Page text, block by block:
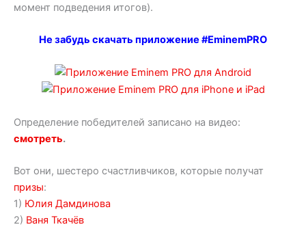
момент подведения итогов).
Не забудь скачать приложение #EminemPRO
Определение победителей записано на видео:
смотреть.
Вот они, шестеро счастливчиков, которые получат
призы:
1) Юлия Дамдинова
2) Ваня Ткачёв